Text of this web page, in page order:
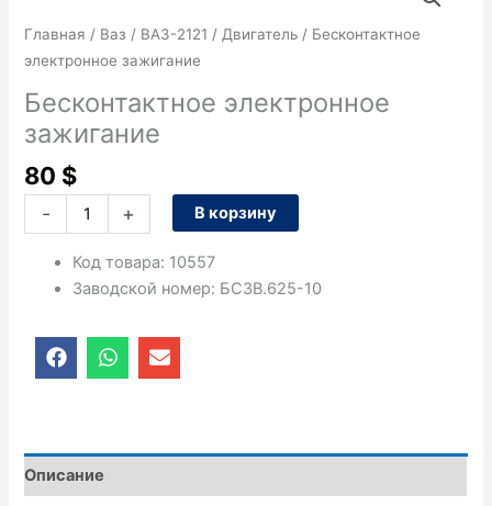
Главная / Ваз / ВАЗ-2121 / Двигатель / Бесконтактное
электронное зажигание
Бесконтактное электронное
зажигание
80 $
-
Бесконтактное
электронное
+ В корзину
Код товара: 10557
Заводской номер: БСЗВ.625-10
F
a
o
o
k
W
h
a
p
E
n
o
e
Описание